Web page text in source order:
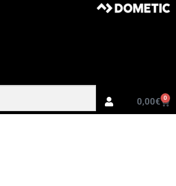
0,00€ 0